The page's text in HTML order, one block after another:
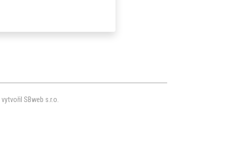
vytvořil SBweb s.r.o.